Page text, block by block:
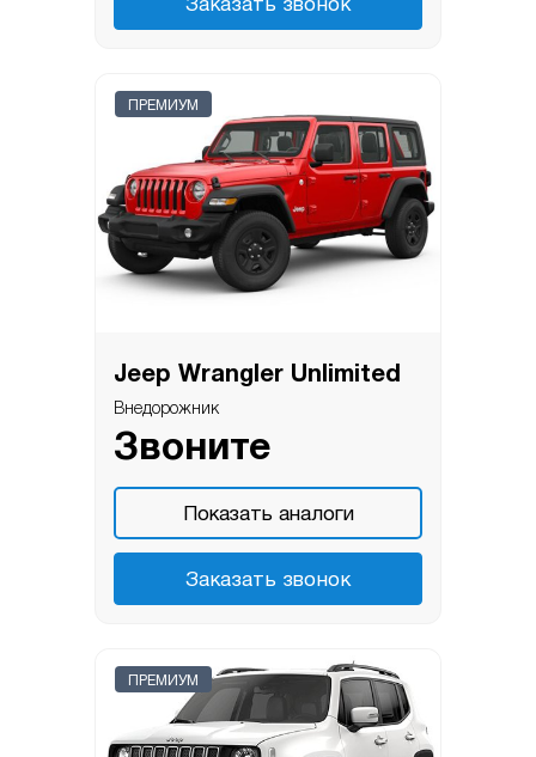
Заказать звонок
ПРЕМИУМ
Jeep Wrangler Unlimited
Внедорожник
Звоните
Показать аналоги
Заказать звонок
ПРЕМИУМ